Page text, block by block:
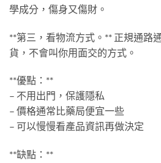
學成分，傷身又傷財。
**第三，看物流方式。** 正規通路
貨，不會叫你用面交的方式。
**優點：**
– 不用出門，保護隱私
– 價格通常比藥局便宜一些
– 可以慢慢看產品資訊再做決定
**缺點：**